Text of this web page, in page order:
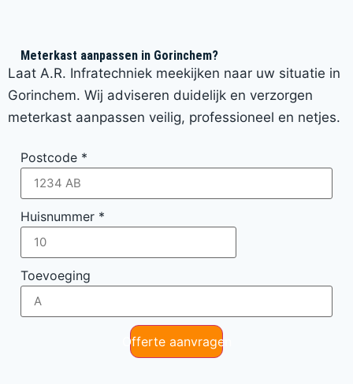
Meterkast aanpassen in Gorinchem?
Laat A.R. Infratechniek meekijken naar uw situatie in
Gorinchem. Wij adviseren duidelijk en verzorgen
meterkast aanpassen veilig, professioneel en netjes.
Postcode *
Huisnummer *
Toevoeging
Offerte aanvragen